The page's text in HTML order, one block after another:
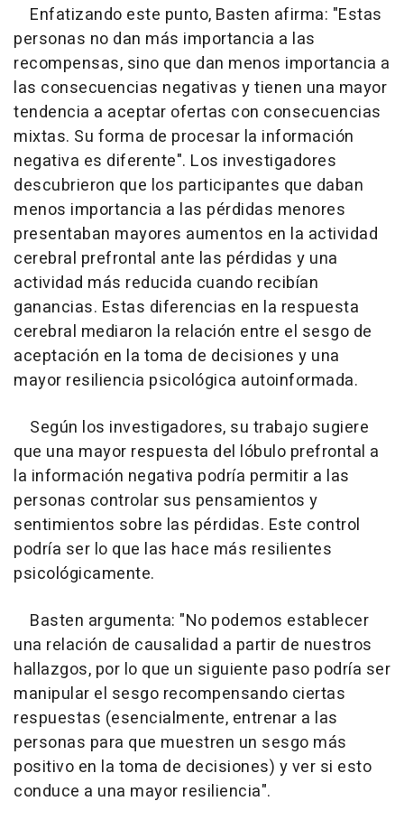
Enfatizando este punto, Basten afirma: "Estas
personas no dan más importancia a las
recompensas, sino que dan menos importancia a
las consecuencias negativas y tienen una mayor
tendencia a aceptar ofertas con consecuencias
mixtas. Su forma de procesar la información
negativa es diferente". Los investigadores
descubrieron que los participantes que daban
menos importancia a las pérdidas menores
presentaban mayores aumentos en la actividad
cerebral prefrontal ante las pérdidas y una
actividad más reducida cuando recibían
ganancias. Estas diferencias en la respuesta
cerebral mediaron la relación entre el sesgo de
aceptación en la toma de decisiones y una
mayor resiliencia psicológica autoinformada.
Según los investigadores, su trabajo sugiere
que una mayor respuesta del lóbulo prefrontal a
la información negativa podría permitir a las
personas controlar sus pensamientos y
sentimientos sobre las pérdidas. Este control
podría ser lo que las hace más resilientes
psicológicamente.
Basten argumenta: "No podemos establecer
una relación de causalidad a partir de nuestros
hallazgos, por lo que un siguiente paso podría ser
manipular el sesgo recompensando ciertas
respuestas (esencialmente, entrenar a las
personas para que muestren un sesgo más
positivo en la toma de decisiones) y ver si esto
conduce a una mayor resiliencia".